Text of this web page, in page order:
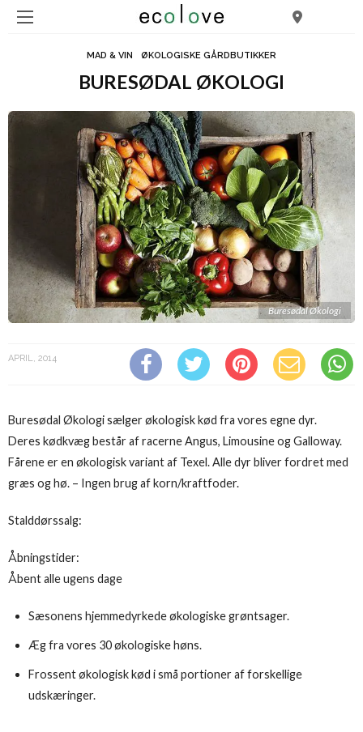
MAD & VIN ØKOLOGISKE GÅRDBUTIKKER
BURESØDAL ØKOLOGI
Buresødal Økologi
APRIL, 2014
Buresødal Økologi sælger økologisk kød fra vores egne dyr.
Deres kødkvæg består af racerne Angus, Limousine og Galloway.
Fårene er en økologisk variant af Texel. Alle dyr bliver fordret med
græs og hø. – Ingen brug af korn/kraftfoder.
Stalddørssalg:
Åbningstider:
Åbent alle ugens dage
Sæsonens hjemmedyrkede økologiske grøntsager.
Æg fra vores 30 økologiske høns.
Frossent økologisk kød i små portioner af forskellige
udskæringer.